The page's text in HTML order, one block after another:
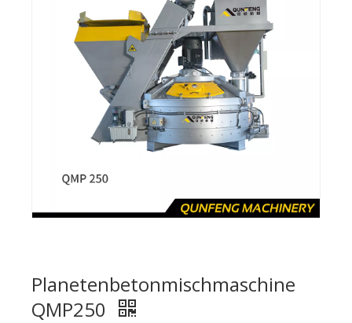
Planetenbetonmischmaschine
QMP250